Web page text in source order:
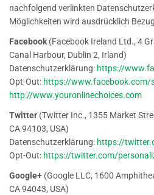
nachfolgend verlinkten
Möglichkeiten wird ausdrücklich
Facebook (Facebook Ireland Ltd., 4
Canal Harbour, Dublin 2, Irland)
Datenschutzerklärung: https://
Opt-Out: https://www.facebook.com/
http://www.youronlinechoices.com
Twitter (Twitter Inc., 1355 Market
CA 94103, USA)
Datenschutzerklärung: https://
Opt-Out: https://twitter.com/
Google+ (Google LLC, 1600
CA 94043, USA)